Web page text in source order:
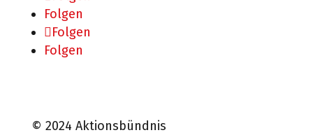
Folgen
Folgen
Folgen
© 2024 Aktionsbündnis